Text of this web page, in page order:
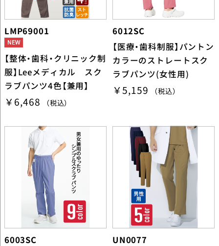
LMP69001
【整体・歯科・クリニック制
服】Leeメディカル スク
ラブパンツ4色【兼用】
￥6,468 （税込）
6012SC
【医療・歯科制服】パントン
カラーのストレートスク
ラブパンツ(女性用)
￥5,159 （税込）
6003SC
UN0077